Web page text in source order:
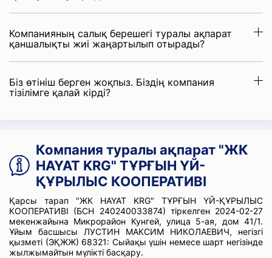
Компанияның салық берешегі туралы ақпарат
қаншалықты жиі жаңартылып отырады?
Біз өтініш берген жоқпыз. Біздің компания
тізілімге қалай кірді?
Компания туралы ақпарат "ЖК
HAYAT KRG" ТҰРҒЫН ҮЙ-
ҚҰРЫЛЫС КООПЕРАТИВІ
Қарсы тарап "ЖК HAYAT KRG" ТҰРҒЫН ҮЙ-ҚҰРЫЛЫС
КООПЕРАТИВІ (БСН 240240033874) тіркелген 2024-02-27
мекенжайына Микрорайон Кунгей, улица 5-ая, дом 41/1.
Ұйым басшысы ЛУСТИН МАКСИМ НИКОЛАЕВИЧ, негізгі
қызметі (ЭҚЖЖ) 68321: Сыйақы үшін немесе шарт негізінде
жылжымайтын мүлікті басқару.